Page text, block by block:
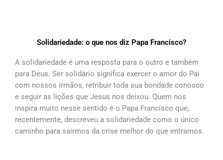
Solidariedade: o que nos diz Papa Francisco?
A solidariedade é uma resposta para o outro e também
para Deus. Ser solidário significa exercer o amor do Pai
com nossos irmãos, retribuir toda sua bondade conosco
e seguir as lições que Jesus nos deixou. Quem nos
inspira muito nesse sentido é o Papa Francisco que,
recentemente, descreveu a solidariedade como o único
caminho para sairmos da crise melhor do que entramos.